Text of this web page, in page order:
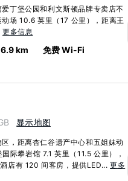
丁堡公园和利文斯顿品牌专卖店不
场 10.6 英里（17 公里），距离王
更多信息
6.9 km 免费 Wi-Fi
显示地图
，距离杏仁谷遗产中心和五姐妹动
际攀岩馆 7.1 英里（11.5 公里），
店有 120 间客房，提供LED... 更多